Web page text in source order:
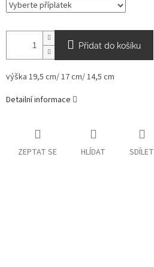
Přidat do košíku
výška 19,5 cm/ 17 cm/ 14,5 cm
Detailní informace
ZEPTAT SE HLÍDAT SDÍLET